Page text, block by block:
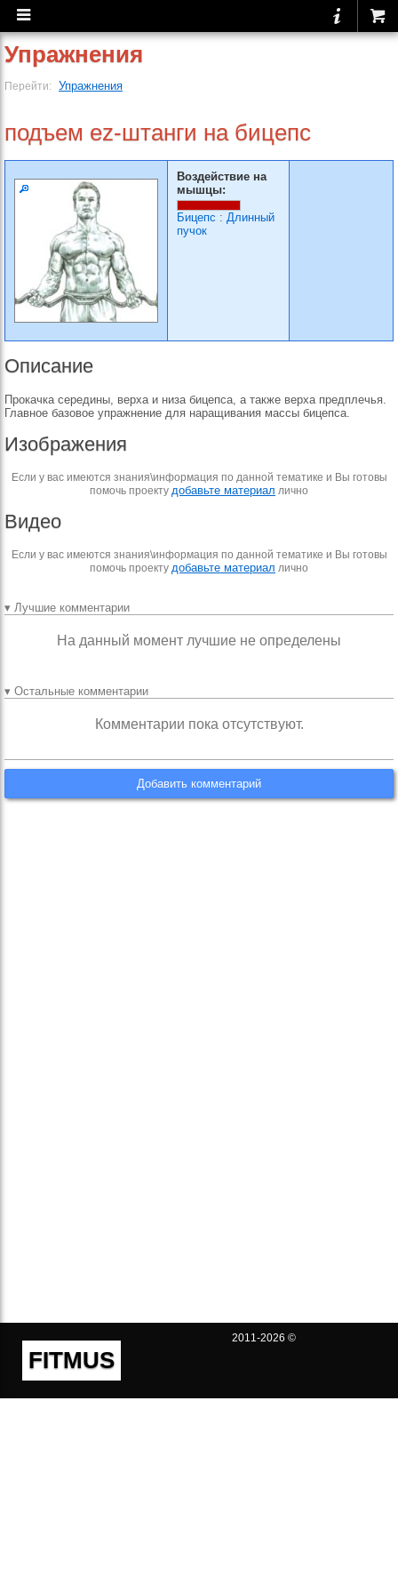
Упражнения
Перейти: Упражнения
подъем ez-штанги на бицепс
Воздействие на
мышцы:
Бицепс : Длинный
пучок
Описание
Прокачка середины, верха и низа бицепса, а также верха предплечья.
Главное базовое упражнение для наращивания массы бицепса.
Изображения
Если у вас имеются знания\информация по данной тематике и Вы готовы
помочь проекту добавьте материал лично
Видео
Если у вас имеются знания\информация по данной тематике и Вы готовы
помочь проекту добавьте материал лично
▾ Лучшие комментарии
На данный момент лучшие не определены
▾ Остальные комментарии
Комментарии пока отсутствуют.
Добавить комментарий
FITMUS
2011-2026 ©